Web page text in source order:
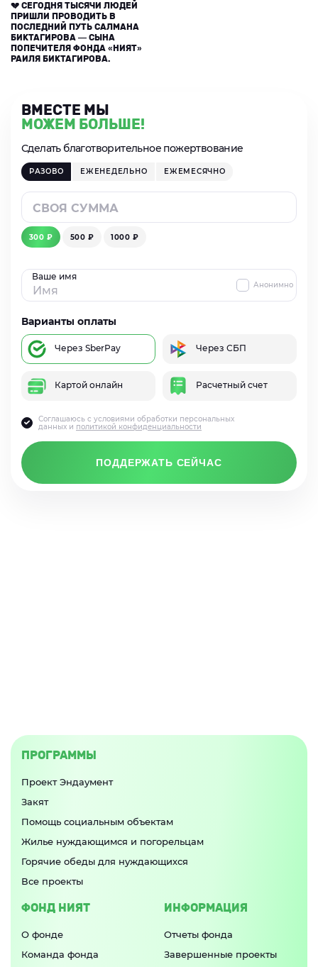
💔 СЕГОДНЯ ТЫСЯЧИ ЛЮДЕЙ
ПРИШЛИ ПРОВОДИТЬ В
ПОСЛЕДНИЙ ПУТЬ САЛМАНА
БИКТАГИРОВА — СЫНА
ПОПЕЧИТЕЛЯ ФОНДА «НИЯТ»
РАИЛЯ БИКТАГИРОВА.
ВМЕСТЕ МЫ
МОЖЕМ БОЛЬШЕ!
Сделать благотворительное пожертвование
РАЗОВО ЕЖЕНЕДЕЛЬНО ЕЖЕМЕСЯЧНО
300 ₽ 500 ₽ 1000 ₽
Ваше имя
Анонимно
Варианты оплаты
Через SberPay Через СБП
Картой онлайн Расчетный счет
ПОДДЕРЖАТЬ СЕЙЧАС
Соглашаюсь с условиями обработки персональных
данных и политикой конфиденциальности
ПРОГРАММЫ
Проект Эндаумент
Закят
Помощь социальным объектам
Жилье нуждающимся и погорельцам
Горячие обеды для нуждающихся
Все проекты
ФОНД НИЯТ
О фонде
Команда фонда
ИНФОРМАЦИЯ
Отчеты фонда
Завершенные проекты